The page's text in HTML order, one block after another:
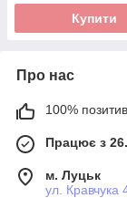
Купити
Про нас
100%
Працює з
м. Луцьк
ул. Кравчука